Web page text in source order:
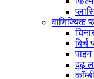
वाणिज्यिक
बिर्च
दृढ़